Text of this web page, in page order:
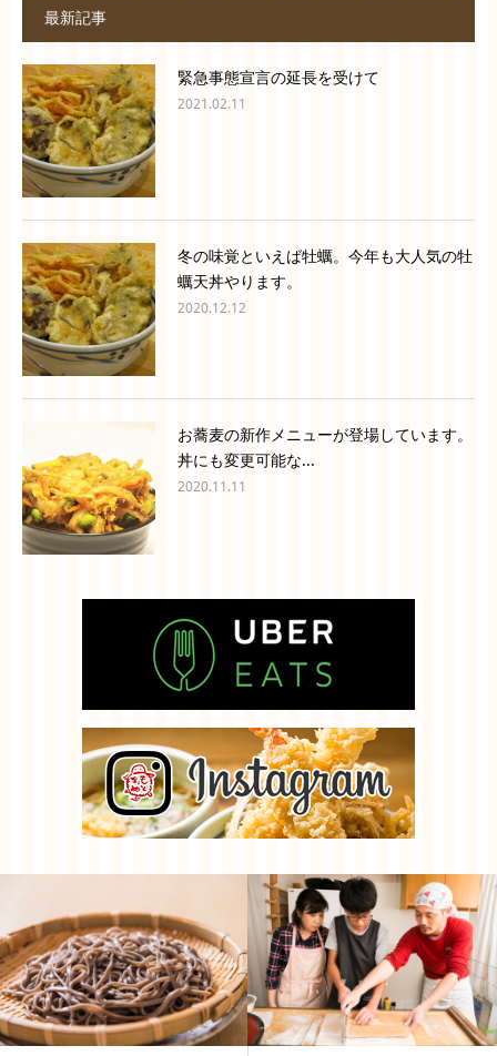
最新記事
緊急事態宣言の延長を受けて
2021.02.11
冬の味覚といえば牡蠣。今年も大人気の牡
蠣天丼やります。
2020.12.12
お蕎麦の新作メニューが登場しています。
丼にも変更可能な...
2020.11.11